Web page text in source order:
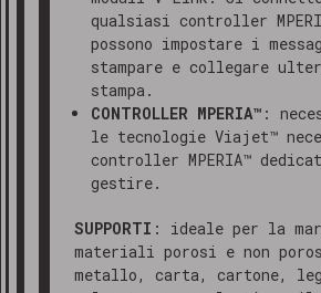
qualsiasi controller
possono impostare i
stampare e collegare
stampa.
CONTROLLER MPERIA™ :
le tecnologie Viajet™
controller MPERIA™
gestire.
SUPPORTI : ideale per la
materiali porosi e non
metallo, carta, cartone,